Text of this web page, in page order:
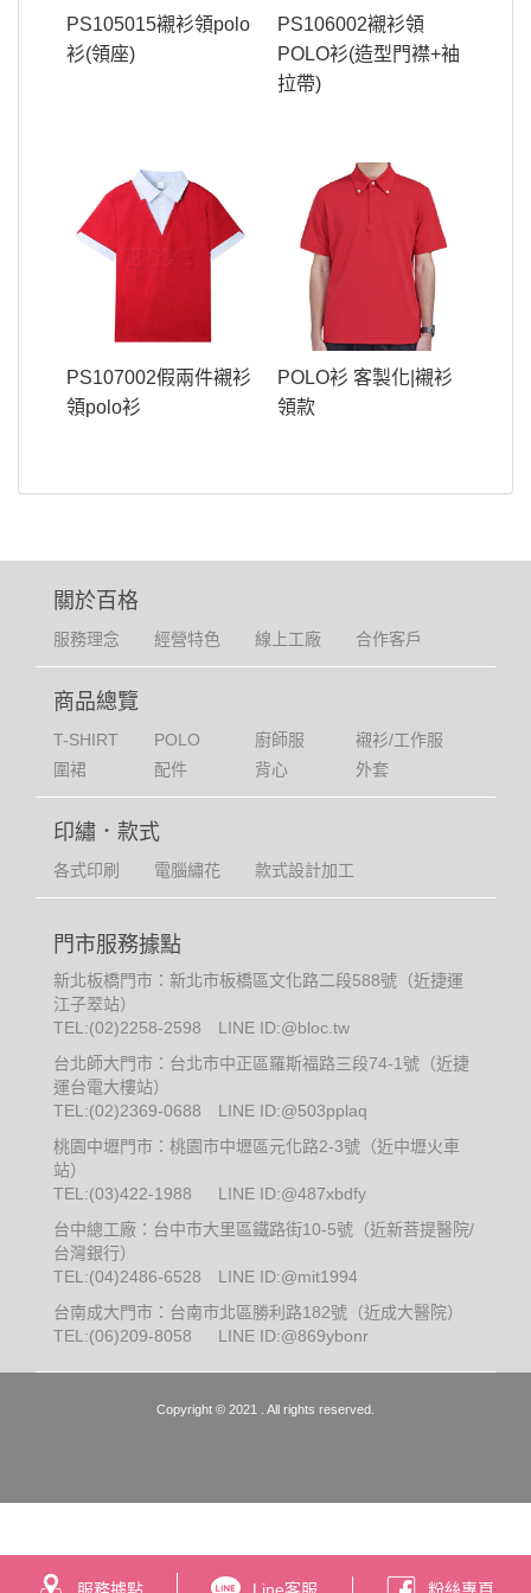
PS105015襯衫領polo
衫(領座)
PS106002襯衫領
POLO衫(造型門襟+袖
拉帶)
PS107002假兩件襯衫
領polo衫
POLO衫 客製化|襯衫
領款
關於百格
服務理念 經營特色 線上工廠 合作客戶
商品總覽
T-SHIRT POLO 廚師服
襯衫/工作服
圍裙
配件 背心 外套
印繡．款式
各式印刷 電腦繡花 款式設計加工
門市服務據點
新北板橋門市：新北市板橋區文化路二段588號（近捷運
江子翠站）
TEL:(02)2258-2598
LINE ID:@bloc.tw
台北師大門市：台北市中正區羅斯福路三段74-1號（近捷
運台電大樓站）
TEL:(02)2369-0688
LINE ID:@503pplaq
桃園中壢門市：桃園市中壢區元化路2-3號（近中壢火車
站）
TEL:(03)422-1988
LINE ID:@487xbdfy
台中總工廠：台中市大里區鐵路街10-5號（近新菩提醫院/
台灣銀行）
TEL:(04)2486-6528
LINE ID:@mit1994
台南成大門市：台南市北區勝利路182號（近成大醫院）
TEL:(06)209-8058 LINE ID:@869ybonr
Copyright © 2021 . All rights reserved.
服務據點 Line客服 粉絲專頁